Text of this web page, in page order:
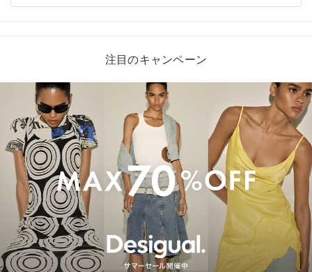
注目のキャンペーン